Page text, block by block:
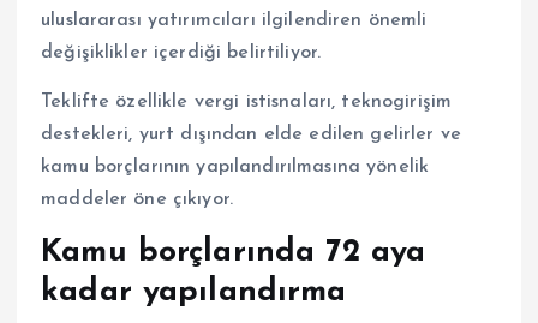
uluslararası yatırımcıları ilgilendiren önemli
değişiklikler içerdiği belirtiliyor.
Teklifte özellikle vergi istisnaları, teknogirişim
destekleri, yurt dışından elde edilen gelirler ve
kamu borçlarının yapılandırılmasına yönelik
maddeler öne çıkıyor.
Kamu borçlarında 72 aya
kadar yapılandırma